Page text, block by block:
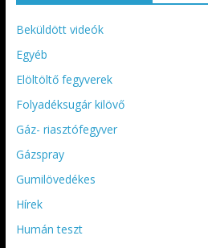
Beküldött videók
Egyéb
Elöltöltő fegyverek
Folyadéksugár kilövő
Gáz- riasztófegyver
Gázspray
Gumilövedékes
Hírek
Humán teszt